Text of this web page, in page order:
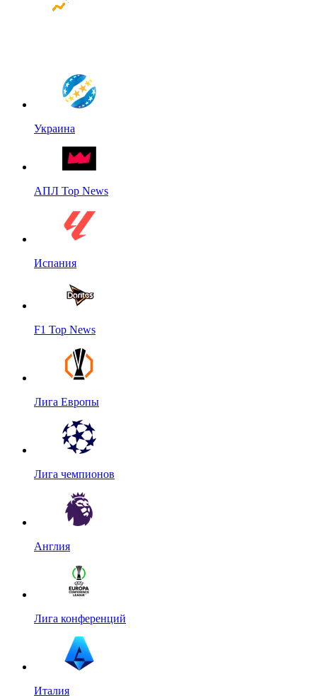
Украина
АПЛ Top News
Испания
F1 Top News
Лига Европы
Лига чемпионов
Англия
Лига конференций
Италия